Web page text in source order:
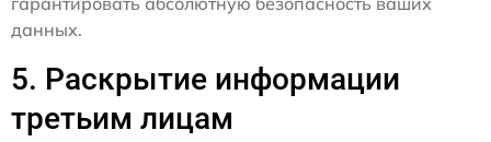
данных.
5. Раскрытие информации
третьим лицам